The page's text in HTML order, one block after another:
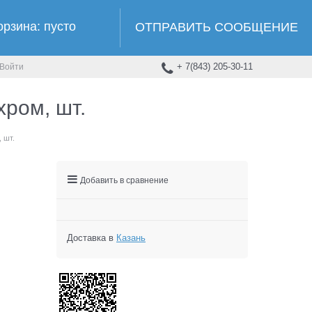
пусто ОТПРАВИТЬ СООБЩЕНИЕ
Войти + 7(843) 205-30-11
шт.
шт.
Добавить в сравнение
Доставка в Казань